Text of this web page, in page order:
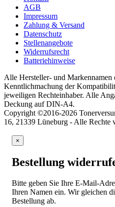
AGB
Impressum
Zahlung & Versand
Datenschutz
Stellenangebote
Widerrufsrecht
Batteriehinweise
Alle Hersteller- und Markennamen
Kenntlichmachung der
jeweiligen Rechteinhaber. Alle
Deckung auf DIN-A4.
Copyright ©2016-2026
16, 21339 Lüneburg - Alle Rechte
×
Bestellung
Bitte geben Sie Ihre E-Mail-
Ihren Namen ein. Wir gleichen
Bestellung ab.